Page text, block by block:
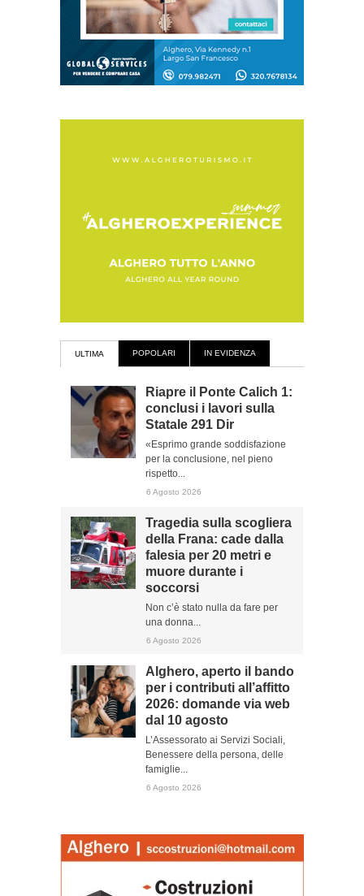
ULTIMA POPOLARI IN EVIDENZA
Riapre il Ponte Calich 1:
conclusi i lavori sulla
Statale 291 Dir
«Esprimo grande soddisfazione
per la conclusione, nel pieno
rispetto...
6 Agosto 2026
Tragedia sulla scogliera
della Frana: cade dalla
falesia per 20 metri e
muore durante i
soccorsi
Non c’è stato nulla da fare per
una donna...
6 Agosto 2026
Alghero, aperto il bando
per i contributi all’affitto
2026: domande via web
dal 10 agosto
L’Assessorato ai Servizi Sociali,
Benessere della persona, delle
famiglie...
6 Agosto 2026